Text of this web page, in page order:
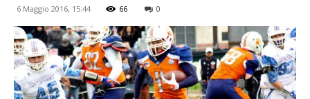
6 Maggio 2016, 15:44 66 0